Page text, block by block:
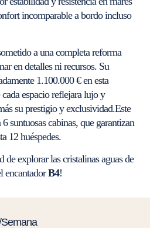
incomparable a bordo incluso
a una completa reforma
en detalles ni recursos. Su
1.100.000 € en esta
espacio reflejara lujo y
su prestigio y exclusividad.Este
suntuosas cabinas, que garantizan
12 huéspedes.
de explorar las cristalinas aguas de
encantadorB4!